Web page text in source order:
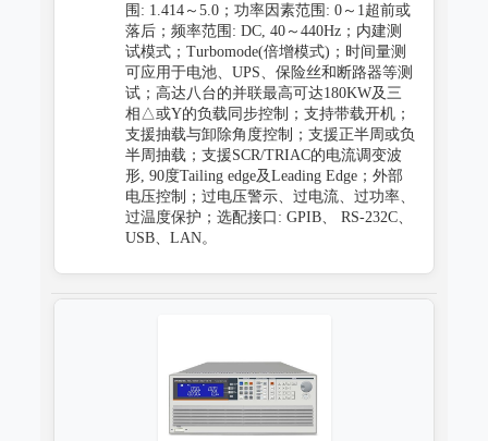
围: 1.414～5.0；功率因素范围: 0～1超前或
落后；频率范围: DC, 40～440Hz；内建测
试模式；Turbomode(倍增模式)；时间量测
可应用于电池、UPS、保险丝和断路器等测
试；高达八台的并联最高可达180KW及三
相△或Y的负载同步控制；支持带载开机；
支援抽载与卸除角度控制；支援正半周或负
半周抽载；支援SCR/TRIAC的电流调变波
形, 90度Tailing edge及Leading Edge；外部
电压控制；过电压警示、过电流、过功率、
过温度保护；选配接口: GPIB、 RS-232C、
USB、LAN。